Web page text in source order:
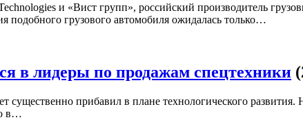
и «Вист групп», российский производитель
подобного грузового автомобиля ожидалась только…
в лидеры по продажам спецтехники
существенно прибавил в плане технологического
в…